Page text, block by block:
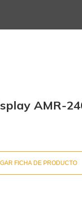
AMR-
FICHA DE PRODUCTO